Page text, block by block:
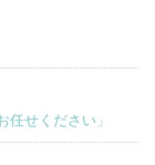
せください」